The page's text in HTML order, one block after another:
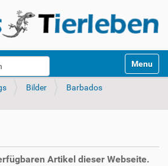
Toggle
Bilder
Barbados
Artikel dieser Webseite.